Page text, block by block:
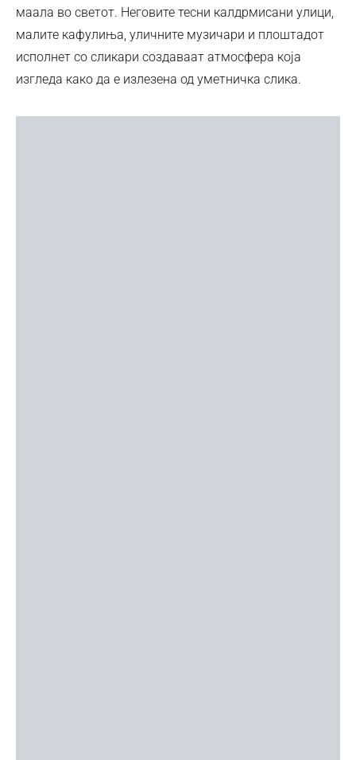
маала во светот. Неговите тесни калдрмисани улици,
малите кафулиња, уличните музичари и плоштадот
исполнет со сликари создаваат атмосфера која
изгледа како да е излезена од уметничка слика.